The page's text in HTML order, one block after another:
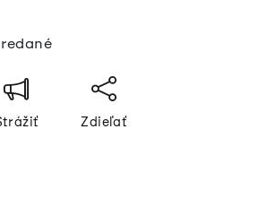
Zdieľať